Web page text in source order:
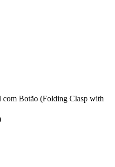
com Botão (Folding Clasp with